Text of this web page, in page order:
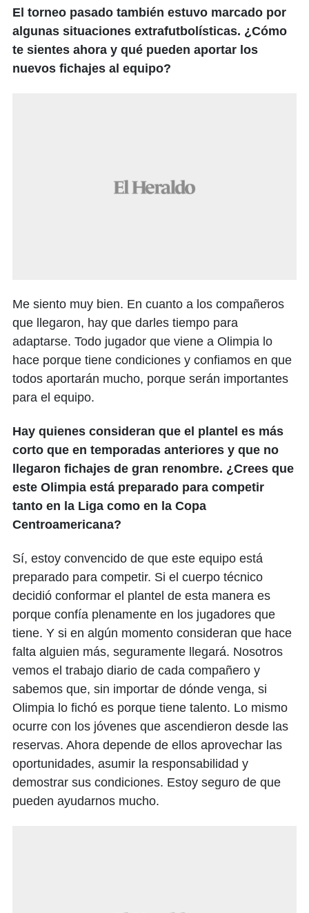
El torneo pasado también estuvo marcado por
algunas situaciones extrafutbolísticas. ¿Cómo
te sientes ahora y qué pueden aportar los
nuevos fichajes al equipo?
Me siento muy bien. En cuanto a los compañeros
que llegaron, hay que darles tiempo para
adaptarse. Todo jugador que viene a Olimpia lo
hace porque tiene condiciones y confiamos en que
todos aportarán mucho, porque serán importantes
para el equipo.
Hay quienes consideran que el plantel es más
corto que en temporadas anteriores y que no
llegaron fichajes de gran renombre. ¿Crees que
este Olimpia está preparado para competir
tanto en la Liga como en la Copa
Centroamericana?
Sí, estoy convencido de que este equipo está
preparado para competir. Si el cuerpo técnico
decidió conformar el plantel de esta manera es
porque confía plenamente en los jugadores que
tiene. Y si en algún momento consideran que hace
falta alguien más, seguramente llegará. Nosotros
vemos el trabajo diario de cada compañero y
sabemos que, sin importar de dónde venga, si
Olimpia lo fichó es porque tiene talento. Lo mismo
ocurre con los jóvenes que ascendieron desde las
reservas. Ahora depende de ellos aprovechar las
oportunidades, asumir la responsabilidad y
demostrar sus condiciones. Estoy seguro de que
pueden ayudarnos mucho.